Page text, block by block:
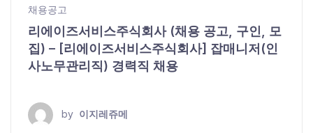
채용공고
리에이즈서비스주식회사 (채용 공고, 구인, 모
집) – [리에이즈서비스주식회사] 잡매니저(인
사노무관리직) 경력직 채용
by 이지레쥬메